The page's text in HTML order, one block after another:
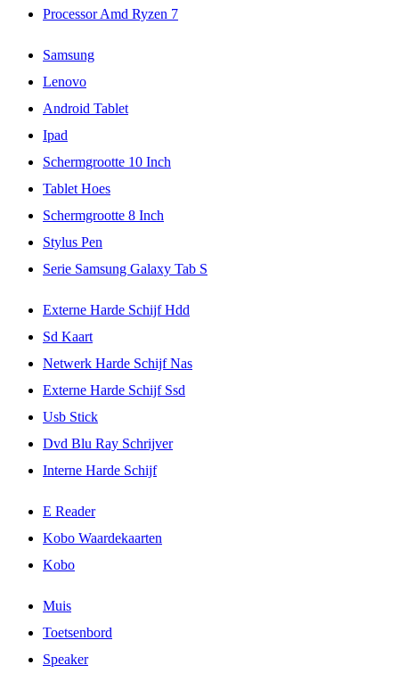
Processor Amd Ryzen 7
Samsung
Lenovo
Android Tablet
Ipad
Schermgrootte 10 Inch
Tablet Hoes
Schermgrootte 8 Inch
Stylus Pen
Serie Samsung Galaxy Tab S
Externe Harde Schijf Hdd
Sd Kaart
Netwerk Harde Schijf Nas
Externe Harde Schijf Ssd
Usb Stick
Dvd Blu Ray Schrijver
Interne Harde Schijf
E Reader
Kobo Waardekaarten
Kobo
Muis
Toetsenbord
Speaker